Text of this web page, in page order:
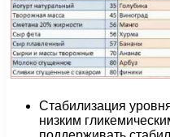
Стабилизация
низким